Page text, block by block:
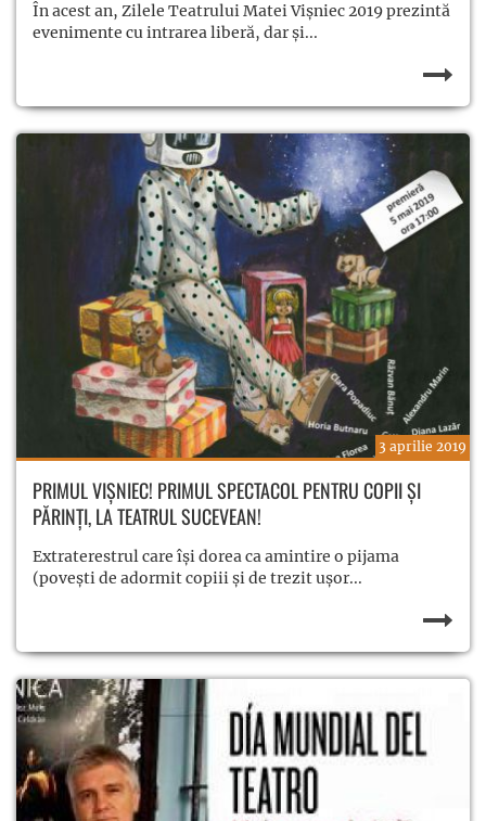
În acest an, Zilele Teatrului Matei Vișniec 2019 prezintă
evenimente cu intrarea liberă, dar și...
3 aprilie 2019
PRIMUL VIȘNIEC! PRIMUL SPECTACOL PENTRU COPII ȘI
PĂRINȚI, LA TEATRUL SUCEVEAN!
Extraterestrul care își dorea ca amintire o pijama
(povești de adormit copiii și de trezit ușor...